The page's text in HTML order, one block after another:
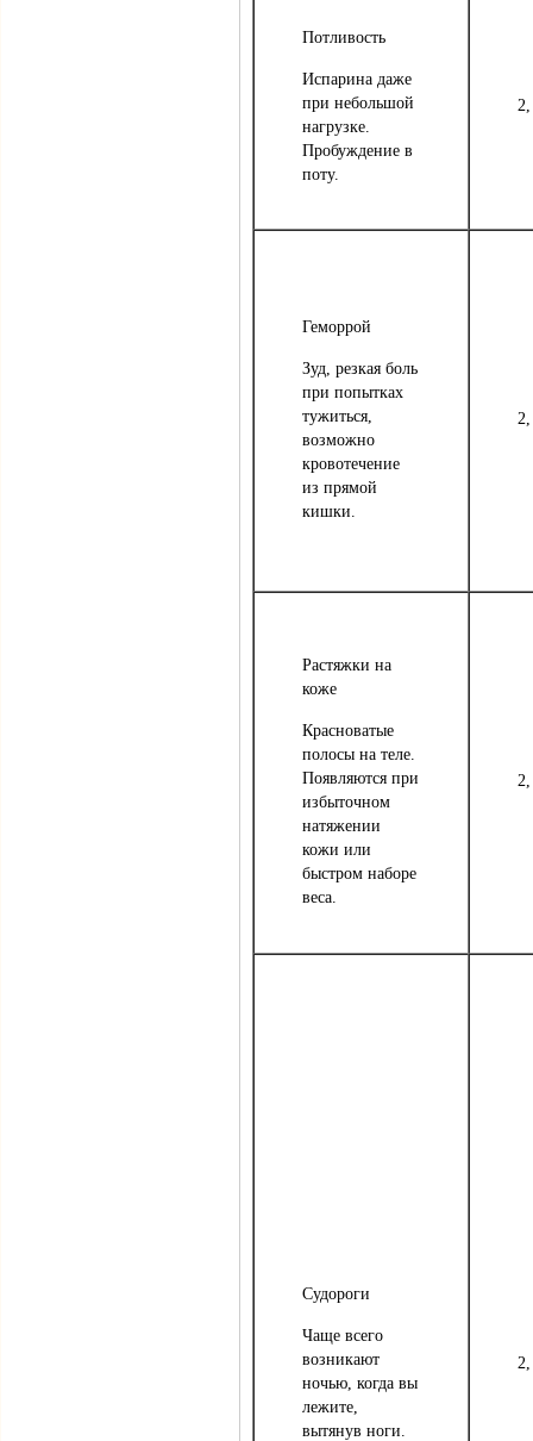
Потливость
Испарина даже
при небольшой
нагрузке.
Пробуждение в
поту.
Геморрой
Зуд, резкая боль
при попытках
тужиться,
возможно
кровотечение
из прямой
кишки.
Растяжки на
коже
Красноватые
полосы на теле.
Появляются при
избыточном
натяжении
кожи или
быстром наборе
веса.
Судороги
Чаще всего
возникают
ночью, когда вы
лежите,
вытянув ноги.